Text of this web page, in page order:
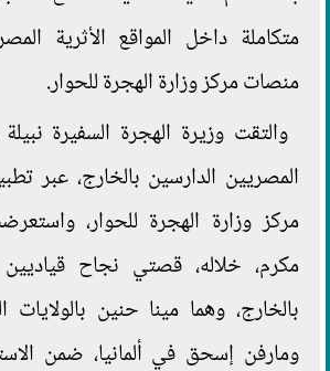
متكاملة داخل المواقع الأثرية
منصات مركز وزارة الهجرة للحوار.
والتقت وزيرة الهجرة السفيرة
المصريين الدارسين بالخارج، عبر
مركز وزارة الهجرة للحوار،
مكرم، خلاله، قصتي نجاح
بالخارج، وهما مينا حنين بالولايات
ومارفن إسحق في ألمانيا، ضمن